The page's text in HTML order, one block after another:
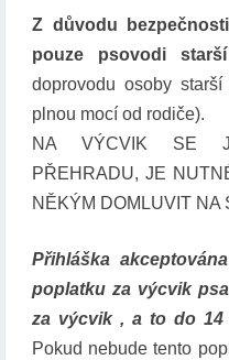
Z důvodu
pouze psovodi
doprovodu osoby
plnou mocí od rodiče).
NA VÝCVIK SE
PŘEHRADU, JE
NĚKÝM DOMLUVIT NA
Přihláška
poplatku za výcvik
za výcvik , a to do 14
Pokud nebude tento